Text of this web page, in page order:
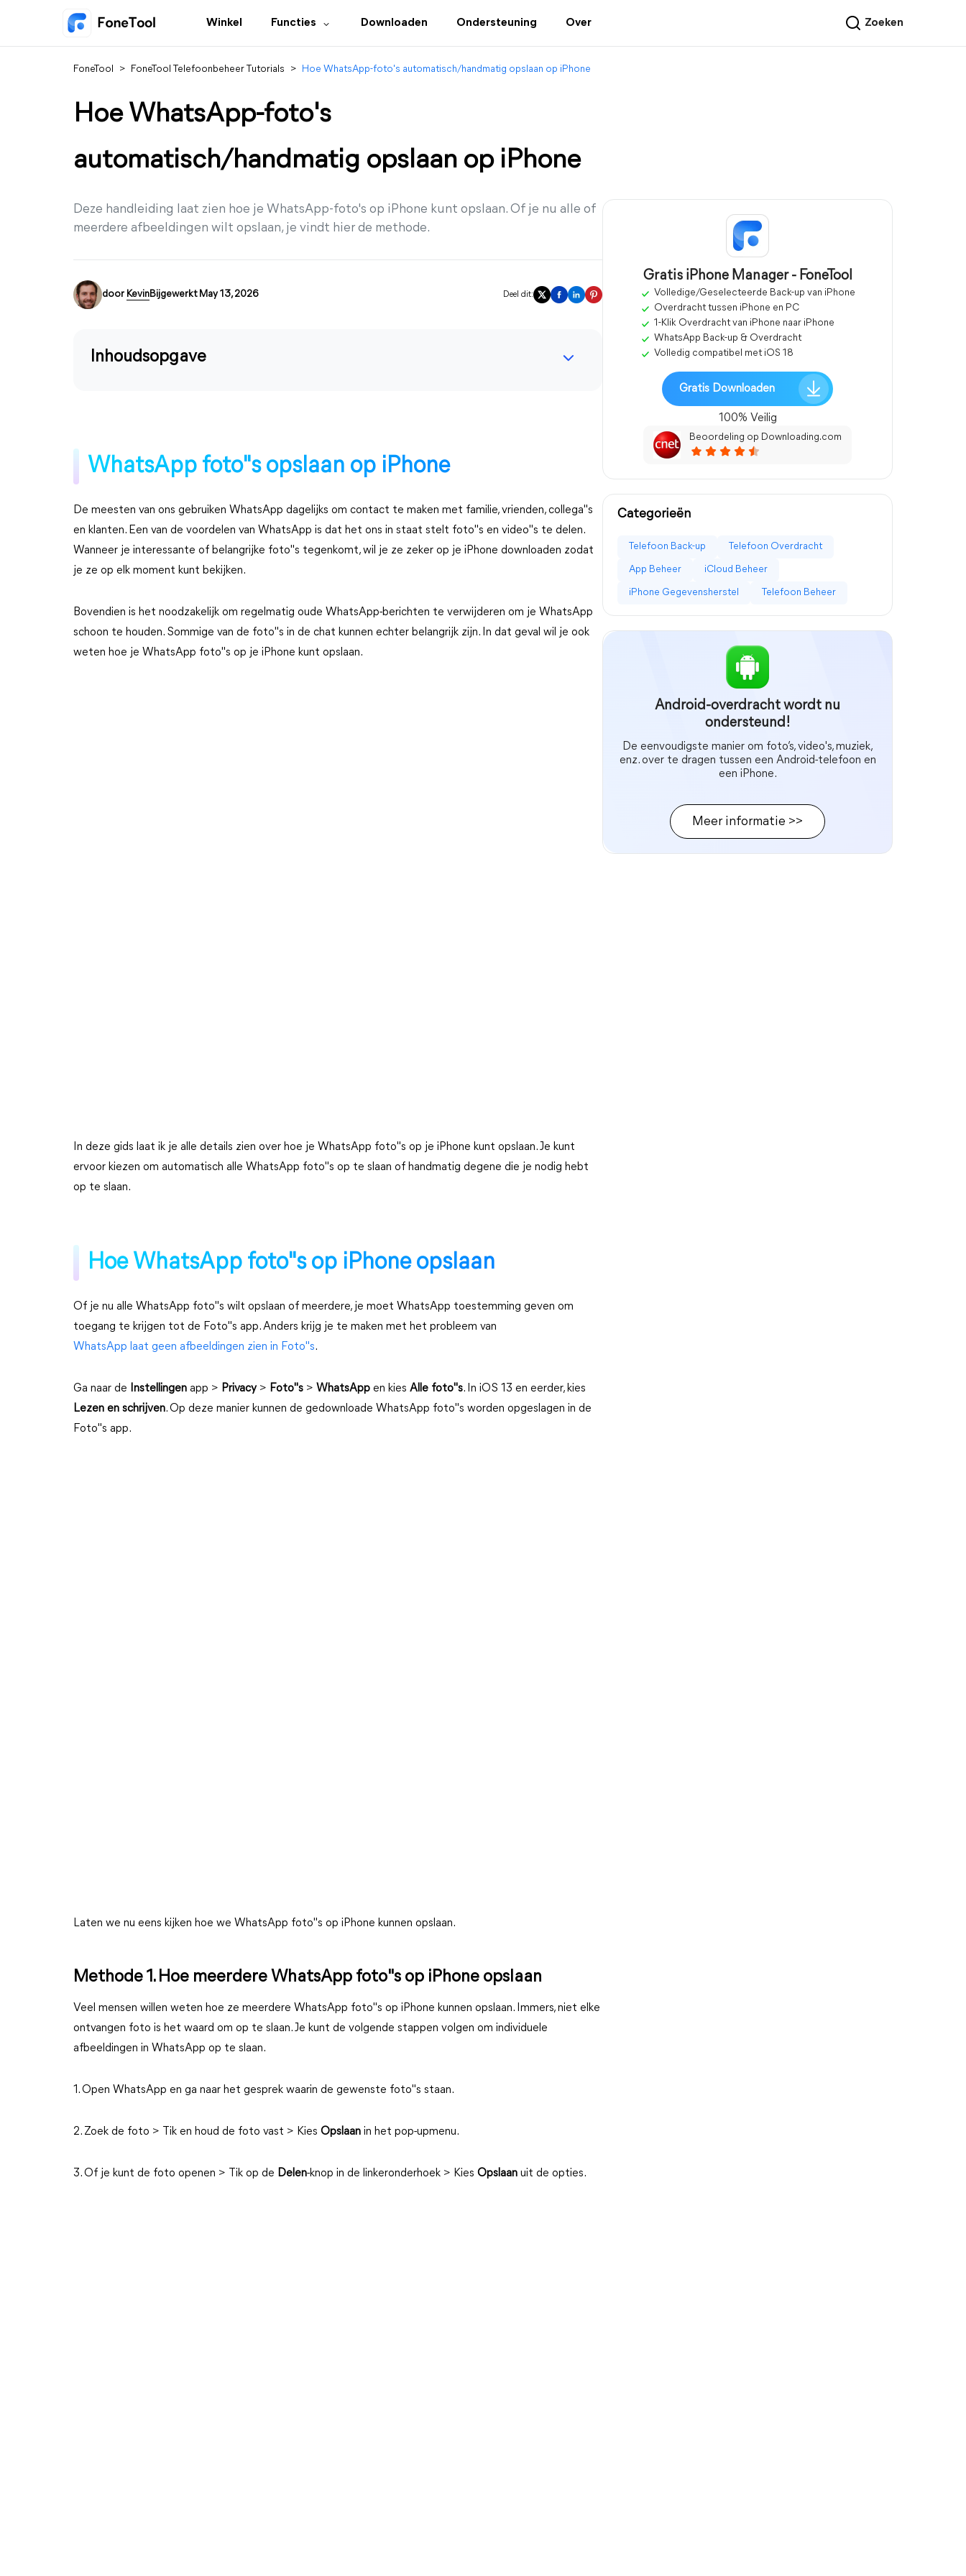
Winkel Functies Downloaden Ondersteuning Over Zoeken
FoneTool > FoneTool Telefoonbeheer Tutorials > Hoe WhatsApp-foto's automatisch/handmatig opslaan op iPhone
Hoe WhatsApp-foto's
automatisch/handmatig opslaan op iPhone
Deze handleiding laat zien hoe je WhatsApp-foto's op iPhone kunt opslaan. Of je nu alle of
meerdere afbeeldingen wilt opslaan, je vindt hier de methode.
door KevinBijgewerkt May 13, 2026 Deel dit:
Inhoudsopgave
WhatsApp foto"s opslaan op iPhone
De meesten van ons gebruiken WhatsApp dagelijks om contact te maken met familie, vrienden, collega"s
en klanten. Een van de voordelen van WhatsApp is dat het ons in staat stelt foto"s en video"s te delen.
Wanneer je interessante of belangrijke foto"s tegenkomt, wil je ze zeker op je iPhone downloaden zodat
je ze op elk moment kunt bekijken.
Bovendien is het noodzakelijk om regelmatig oude WhatsApp-berichten te verwijderen om je WhatsApp
schoon te houden. Sommige van de foto"s in de chat kunnen echter belangrijk zijn. In dat geval wil je ook
weten hoe je WhatsApp foto"s op je iPhone kunt opslaan.
In deze gids laat ik je alle details zien over hoe je WhatsApp foto"s op je iPhone kunt opslaan. Je kunt
ervoor kiezen om automatisch alle WhatsApp foto"s op te slaan of handmatig degene die je nodig hebt
op te slaan.
Hoe WhatsApp foto"s op iPhone opslaan
Of je nu alle WhatsApp foto"s wilt opslaan of meerdere, je moet WhatsApp toestemming geven om
toegang te krijgen tot de Foto"s app. Anders krijg je te maken met het probleem van
WhatsApp laat geen afbeeldingen zien in Foto"s.
Ga naar de Instellingen app > Privacy> Foto"s > WhatsApp en kies Alle foto"s. In iOS 13 en eerder, kies
Lezen en schrijven. Op deze manier kunnen de gedownloade WhatsApp foto"s worden opgeslagen in de
Foto"s app.
Laten we nu eens kijken hoe we WhatsApp foto"s op iPhone kunnen opslaan.
Methode 1. Hoe meerdere WhatsApp foto"s op iPhone opslaan
Veel mensen willen weten hoe ze meerdere WhatsApp foto"s op iPhone kunnen opslaan. Immers, niet elke
ontvangen foto is het waard om op te slaan. Je kunt de volgende stappen volgen om individuele
afbeeldingen in WhatsApp op te slaan.
1. Open WhatsApp en ga naar het gesprek waarin de gewenste foto"s staan.
2. Zoek de foto > Tik en houd de foto vast > Kies Opslaan in het pop-upmenu.
3. Of je kunt de foto openen > Tik op de Delen-knop in de linkeronderhoek > Kies Opslaan uit de opties.
Gratis iPhone Manager - FoneTool
Volledige/Geselecteerde Back-up van iPhone
Overdracht tussen iPhone en PC
1-Klik Overdracht van iPhone naar iPhone
WhatsApp Back-up & Overdracht
Volledig compatibel met iOS 18
Gratis Downloaden
100% Veilig
Beoordeling op Downloading.com
Categorieën
Telefoon Back-up Telefoon Overdracht
App Beheer iCloud Beheer
iPhone Gegevensherstel Telefoon Beheer
Android-overdracht wordt nu
ondersteund!
De eenvoudigste manier om foto’s, video's, muziek,
enz. over te dragen tussen een Android-telefoon en
een iPhone.
Meer informatie >>